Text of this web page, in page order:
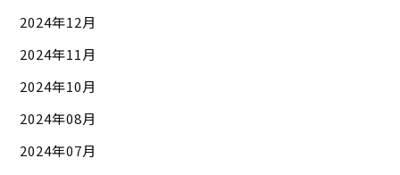
2024年12月
2024年11月
2024年10月
2024年08月
2024年07月